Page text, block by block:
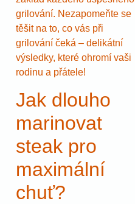
grilování. Nezapomeňte se
těšit na to, co vás při
grilování čeká – delikátní
výsledky, které ohromí vaši
rodinu a přátele!
Jak dlouho
marinovat
steak pro
maximální
chuť?